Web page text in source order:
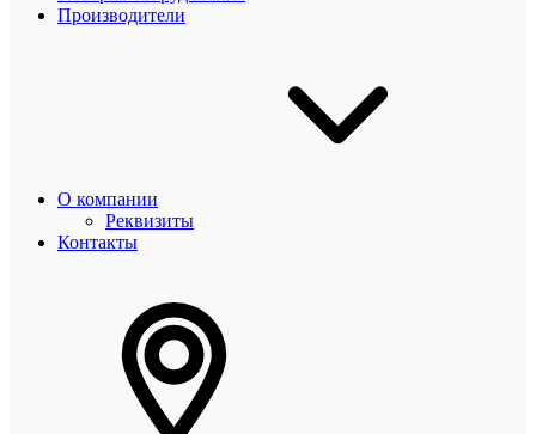
Производители
О компании
Реквизиты
Контакты